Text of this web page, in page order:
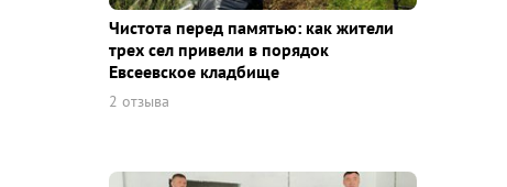
Чистота перед памятью: как жители
трех сел привели в порядок
Евсеевское кладбище
2 отзыва